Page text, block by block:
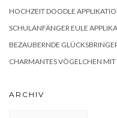
HOCHZEIT DOODLE
SCHULANFÄNGER EULE
BEZAUBERNDE
CHARMANTES VÖGELCHEN
ARCHIV